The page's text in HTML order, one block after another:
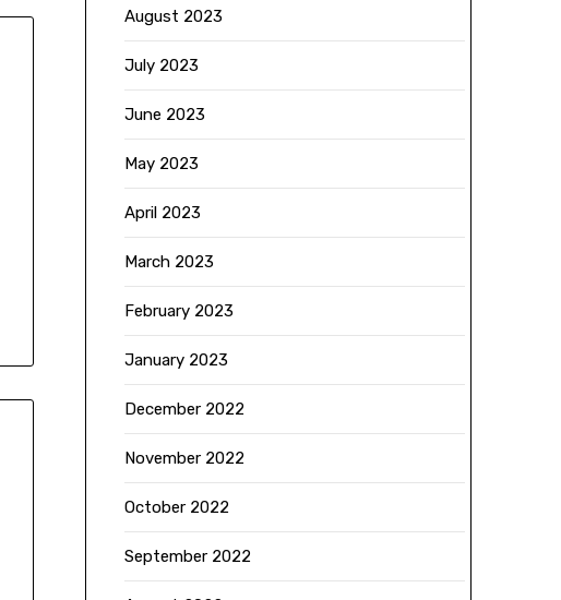
August 2023
July 2023
June 2023
May 2023
April 2023
March 2023
February 2023
January 2023
December 2022
November 2022
October 2022
September 2022